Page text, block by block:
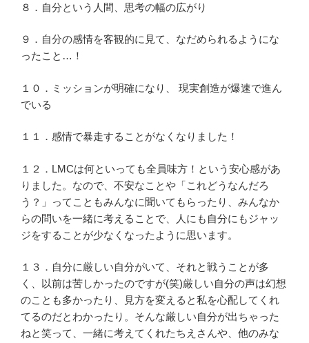
８．自分という人間、思考の幅の広がり
９．自分の感情を客観的に見て、なだめられるようにな
ったこと…！
１０．ミッションが明確になり、 現実創造が爆速で進ん
でいる
１１．感情で暴走することがなくなりました！
１２．LMCは何といっても全員味方！という安心感があ
りました。なので、不安なことや「これどうなんだろ
う？」ってこともみんなに聞いてもらったり、みんなか
らの問いを一緒に考えることで、人にも自分にもジャッ
ジをすることが少なくなったように思います。
１３．自分に厳しい自分がいて、それと戦うことが多
く、以前は苦しかったのですが(笑)厳しい自分の声は幻想
のことも多かったり、見方を変えると私を心配してくれ
てるのだとわかったり。そんな厳しい自分が出ちゃった
ねと笑って、一緒に考えてくれたちえさんや、他のみな